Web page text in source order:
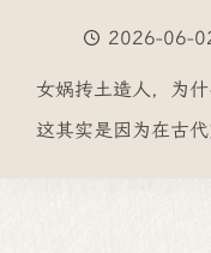
2026-06-
女娲抟土造人，为
这其实是因为在古